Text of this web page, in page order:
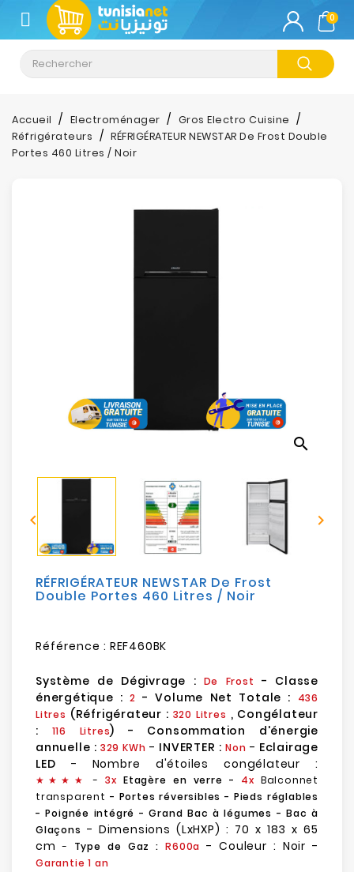
CATÉGORIE
Climatisation
Informatique
Téléphonie
Bureautique
Sécurité
Mobilités
Loisirs
0
Accueil Electroménager
Gros Electro Cuisine
Réfrigérateurs
RÉFRIGÉRATEUR NEWSTAR De Frost Double
Portes 460 Litres / Noir
search
 
RÉFRIGÉRATEUR NEWSTAR De Frost
Double Portes 460 Litres / Noir
Référence : REF460BK
Système de Dégivrage : De Frost- Classe
énergétique : 2 - Volume Net Totale :
436
Litres (Réfrigérateur : 320 Litres , Congélateur
: 116 Litres) - Consommation d'énergie
annuelle : 329 KWh- INVERTER : Non - Eclairage
LED - Nombre d'étoiles congélateur :
★ ★ ★★ - 3x Etagère en verre - 4x Balconnet
transparent - Portes réversibles - Pieds réglables
- Poignée intégré - Grand Bac à légumes - Bac à
Glaçons - Dimensions (LxHXP) : 70 x 183 x 65
cm- Type de Gaz : R600a - Couleur : Noir -
Garantie 1 an